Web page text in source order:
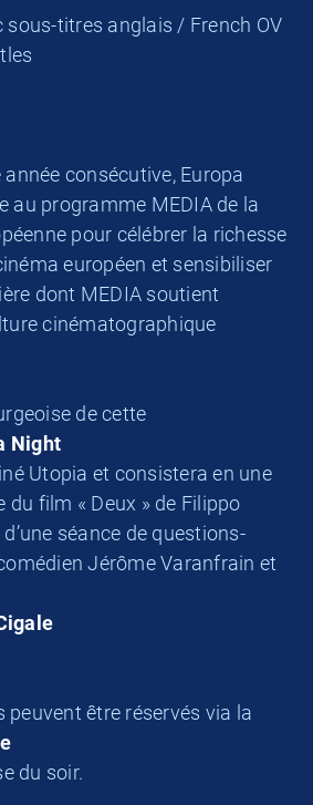
sous-titres anglais / French OV
consécutive, Europa
au programme MEDIA de la
pour célébrer la richesse
européen et sensibiliser
dont MEDIA soutient
cinématographique
de cette
Night
Utopia et consistera en une
film « Deux » de Filippo
séance de questions-
Jérôme Varanfrain et
peuvent être réservés via la
du soir.